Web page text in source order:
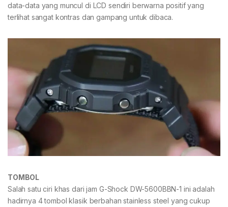
data-data yang muncul di LCD sendiri berwarna positif yang
terlihat sangat kontras dan gampang untuk dibaca.
TOMBOL
Salah satu ciri khas dari jam G-Shock DW-5600BBN-1 ini adalah
hadirnya 4 tombol klasik berbahan stainless steel yang cukup